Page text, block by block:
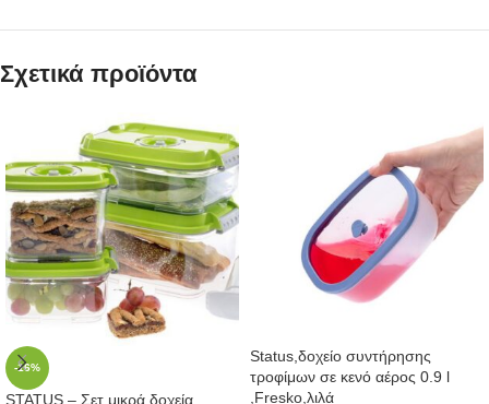
Σχετικά προϊόντα
-16%
STATUS – Σετ μικρά δοχεία
Status,δοχείο συντήρησης
τροφίμων σε κενό αέρος 0.9 l
,Fresko,λιλά